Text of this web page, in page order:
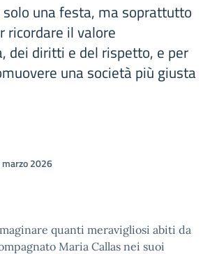
solo una festa, ma soprattutto
ricordare il valore
dei diritti e del rispetto, e per
una società più giusta
2026
quanti meravigliosi abiti da
Maria Callas nei suoi